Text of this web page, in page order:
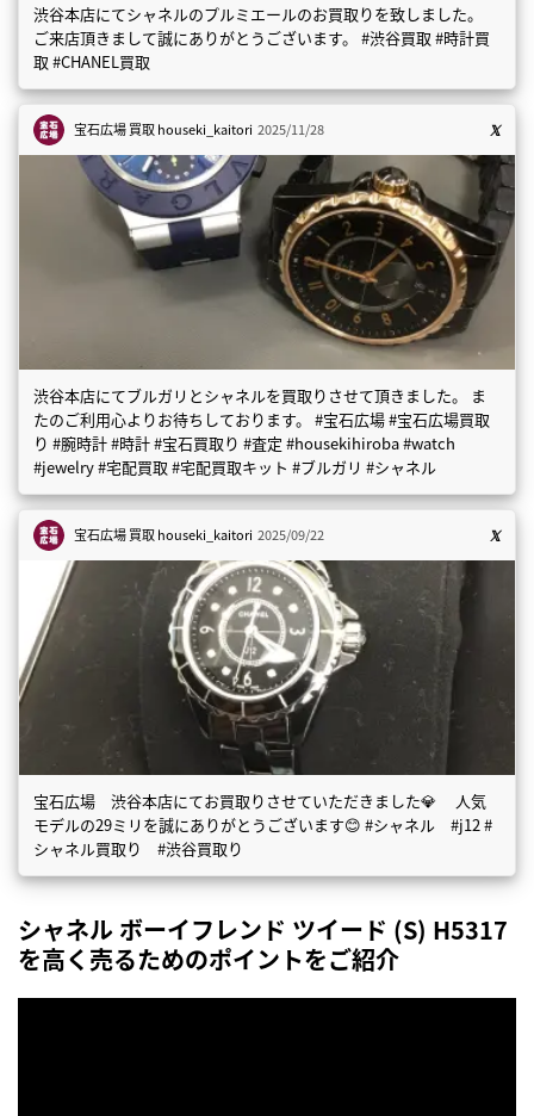
渋谷本店にてシャネルのプルミエールのお買取りを致しました。
ご来店頂きまして誠にありがとうございます。 #渋谷買取 #時計買
取 #CHANEL買取
宝石広場 買取houseki_kaitori 2025/11/28
渋谷本店にてブルガリとシャネルを買取りさせて頂きました。 ま
たのご利用心よりお待ちしております。 #宝石広場 #宝石広場買取
り #腕時計 #時計 #宝石買取り #査定 #housekihiroba #watch
#jewelry #宅配買取 #宅配買取キット #ブルガリ #シャネル
宝石広場 買取houseki_kaitori 2025/09/22
宝石広場 渋谷本店にてお買取りさせていただきました💎 人気
モデルの29ミリを誠にありがとうございます😊 #シャネル #j12 #
シャネル買取り #渋谷買取り
シャネル ボーイフレンド ツイード (S) H5317
を高く売るためのポイントをご紹介